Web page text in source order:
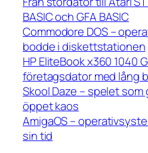
BASIC och GFA BASIC
Commodore DOS –
bodde i diskettstationen
HP EliteBook x360 1040
företagsdator med lång
Skool Daze – spelet
öppet kaos
AmigaOS –
sin tid